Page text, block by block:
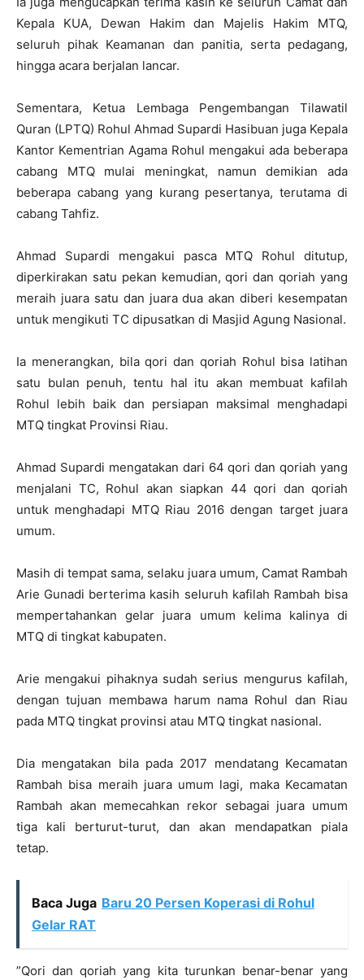
Kepala KUA, Dewan Hakim dan Majelis Hakim MTQ,
seluruh pihak Keamanan dan panitia, serta pedagang,
hingga acara berjalan lancar.
Sementara, Ketua Lembaga Pengembangan Tilawatil
Quran (LPTQ) Rohul Ahmad Supardi Hasibuan juga Kepala
Kantor Kementrian Agama Rohul mengakui ada beberapa
cabang MTQ mulai meningkat, namun demikian ada
beberapa cabang yang kurang pesertanya, terutama di
cabang Tahfiz.
Ahmad Supardi mengakui pasca MTQ Rohul ditutup,
diperkirakan satu pekan kemudian, qori dan qoriah yang
meraih juara satu dan juara dua akan diberi kesempatan
untuk mengikuti TC dipusatkan di Masjid Agung Nasional.
Ia menerangkan, bila qori dan qoriah Rohul bisa latihan
satu bulan penuh, tentu hal itu akan membuat kafilah
Rohul lebih baik dan persiapan maksimal menghadapi
MTQ tingkat Provinsi Riau.
Ahmad Supardi mengatakan dari 64 qori dan qoriah yang
menjalani TC, Rohul akan siapkan 44 qori dan qoriah
untuk menghadapi MTQ Riau 2016 dengan target juara
umum.
Masih di tempat sama, selaku juara umum, Camat Rambah
Arie Gunadi berterima kasih seluruh kafilah Rambah bisa
mempertahankan gelar juara umum kelima kalinya di
MTQ di tingkat kabupaten.
Arie mengakui pihaknya sudah serius mengurus kafilah,
dengan tujuan membawa harum nama Rohul dan Riau
pada MTQ tingkat provinsi atau MTQ tingkat nasional.
Dia mengatakan bila pada 2017 mendatang Kecamatan
Rambah bisa meraih juara umum lagi, maka Kecamatan
Rambah akan memecahkan rekor sebagai juara umum
tiga kali berturut-turut, dan akan mendapatkan piala
tetap.
Baca Juga Baru 20 Persen Koperasi di Rohul
Gelar RAT
”Qori dan qoriah yang kita turunkan benar-benar yang